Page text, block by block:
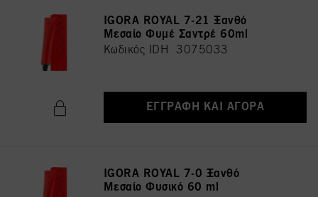
IGORA ROYAL 7-21 Ξανθό
Μεσαίο Φυμέ Σαντρέ 60ml
Κωδικός IDH 3075033
ΕΓΓΡΑΦΉ ΚΑΙ ΑΓΟΡΆ
IGORA ROYAL 7-0 Ξανθό
Μεσαίο Φυσικό 60 ml